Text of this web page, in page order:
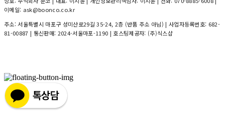
이메일: ask@boonco.co.kr
주소: 서울특별시 마포구 성미산로29길 35-24, 2층 (반품 주소 아님) | 사업자등록번호: 682-
81-00887 | 통신판매: 2024-서울마포-1190 | 호스팅제공자: (주)식스샵